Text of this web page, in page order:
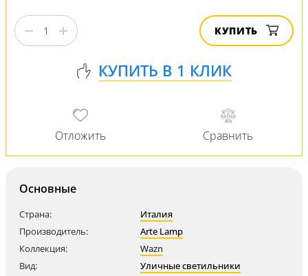
КУПИТЬ
Основные
Страна:
Италия
Производитель:
Arte Lamp
Коллекция:
Wazn
Вид:
Уличные светильники